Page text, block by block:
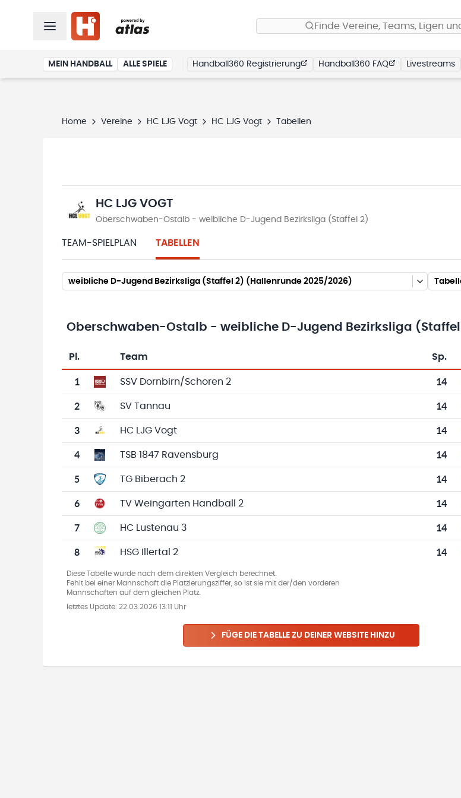
Finde Vereine, Teams, Ligen
MEIN HANDBALL ALLE SPIELE Handball360 Registrierung Handball360 FAQ Livestreams
Home Vereine HC LJG Vogt HC LJG Vogt Tabellen
HC LJG VOGT
Oberschwaben-Ostalb - weibliche D-Jugend Bezirksliga (Staffel 2)
TEAM-SPIELPLAN TABELLEN
weibliche D-Jugend Bezirksliga (Staffel 2) (Hallenrunde 2025/2026)
Oberschwaben-Ostalb - weibliche D-Jugend Bezirksliga (Staffel
Tabelle mit Vereinsplatzierungen, Spielen, Toren und Punkten
Pl. Team Sp.
1 SSV Dornbirn/Schoren 2 14
2 SV Tannau 14
3 HC LJG Vogt 14
4 TSB 1847 Ravensburg 14
5 TG Biberach 2 14
6 TV Weingarten Handball 2 14
7 HC Lustenau 3 14
8 HSG Illertal 2 14
Diese Tabelle wurde nach dem direkten Vergleich berechnet.
Fehlt bei einer Mannschaft die Platzierungsziffer, so ist sie mit der/den vorderen
Mannschaften auf dem gleichen Platz.
letztes Update: 22.03.2026 13:11 Uhr
FÜGE DIE TABELLE ZU DEINER WEBSITE HINZU